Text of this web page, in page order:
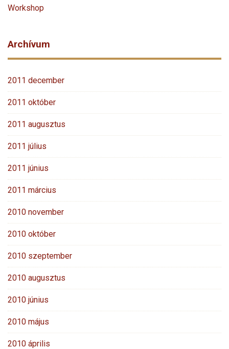
Workshop
Archívum
2011 december
2011 október
2011 augusztus
2011 július
2011 június
2011 március
2010 november
2010 október
2010 szeptember
2010 augusztus
2010 június
2010 május
2010 április